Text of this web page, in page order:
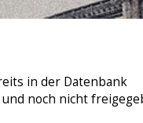
in der Datenbank
noch nicht